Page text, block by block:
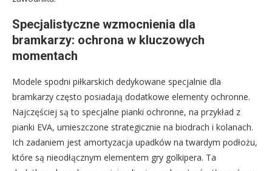
Specjalistyczne wzmocnienia dla
bramkarzy: ochrona w kluczowych
momentach
Modele spodni piłkarskich dedykowane specjalnie dla
bramkarzy często posiadają dodatkowe elementy ochronne.
Najczęściej są to specjalne pianki ochronne, na przykład z
pianki EVA, umieszczone strategicznie na biodrach i kolanach.
Ich zadaniem jest amortyzacja upadków na twardym podłożu,
które są nieodłącznym elementem gry golkipera. Ta